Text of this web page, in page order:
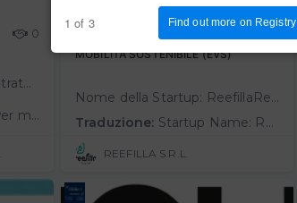
0
Glass to Power realizza vetrate fotovoltaiche trasparenti, integrabili invisibilmente nelle architetture degli edifici per allinearli agli standard Near-Zero Energy Building.Le vetrate di Glass to Power sono parte dell'involucro ediliz…
to Power's glazing is part of the building e…
INNOVATIVO ECOSISTEMA DI
RICARICA FLESSIBILE PER UNA
MOBILITÀ SOSTENIBILE (EVS)
0
Nome della Startup: ReefillaReferente del Progetto: Pietro Balda, Chief Marketing Officer (pietro.balda@reefilla.com)Call: Pianeta sostenibileDescrizione del progettoReefilla offre una soluzione innovativa per la mobilità elettrificat…
Traduzione: Startup Name: ReefillaProject Contact Person: Pietro Balda, Chief Marketing Officer (pietro.balda@reefilla.com)Call: Sustainable PlanetProject Description.Reefilla offers an innovative solution for electrified mobility. We address the …
REEFILLA S.R.L.
1 of 3 Find out more on Registry